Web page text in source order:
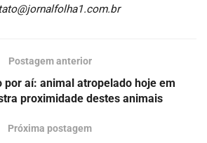
Postagem anterior
por aí: animal atropelado hoje em
proximidade destes animais
Próxima postagem